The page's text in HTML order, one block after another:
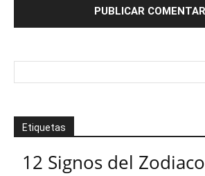
Etiquetas
12 Signos del Zodiaco